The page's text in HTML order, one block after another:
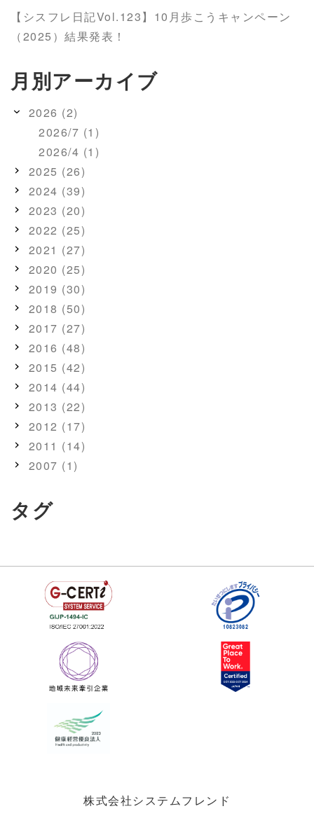
【シスフレ日記Vol.123】10月歩こうキャンペーン
（2025）結果発表！
月別アーカイブ
2026 (2)
2026/7 (1)
2026/4 (1)
2025 (26)
2024 (39)
2023 (20)
2022 (25)
2021 (27)
2020 (25)
2019 (30)
2018 (50)
2017 (27)
2016 (48)
2015 (42)
2014 (44)
2013 (22)
2012 (17)
2011 (14)
2007 (1)
タグ
株式会社システムフレンド